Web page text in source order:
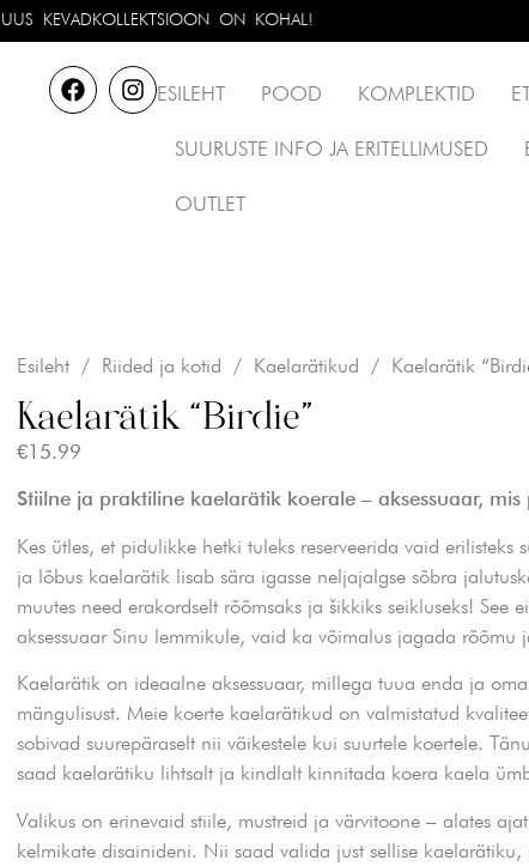
UUS KEVADKOLLEKTSIOON ON KOHAL!
ESILEHT POOD KOMPLEKTID
SUURUSTE INFO JA ERITELLIMUSED
OUTLET
Esileht / Riided ja kotid / Kaelarätikud / Kaelarätik
Kaelarätik “Birdie”
€15.99
Stiilne ja praktiline kaelarätik koerale – aksessuaar,
Kes ütles, et pidulikke hetki tuleks reserveerida vaid erilisteks
ja lõbus kaelarätik lisab sära igasse neljajalgse sõbra
muutes need erakordselt rõõmsaks ja šikkiks seikluseks! See
aksessuaar Sinu lemmikule, vaid ka võimalus jagada rõõmu
Kaelarätik on ideaalne aksessuaar, millega tuua enda ja
mängulisust. Meie koerte kaelarätikud on valmistatud
sobivad suurepäraselt nii väikestele kui suurtele koertele.
saad kaelarätiku lihtsalt ja kindlalt kinnitada koera kaela
Valikus on erinevaid stiile, mustreid ja värvitoone – alates
kelmikate disainideni. Nii saad valida just sellise kaelarätiku,